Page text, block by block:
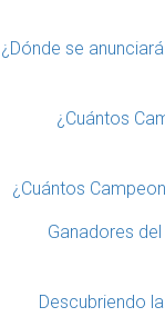
¿Dónde se
¿Cuántos
¿Cuántos
Ganadores
Descubriendo